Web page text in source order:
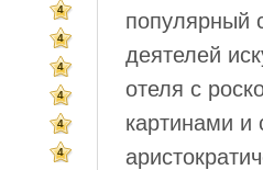
4
4
4
4
4
4
популярный
деятелей
отеля с
картинами